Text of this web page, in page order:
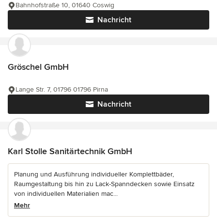
Nachricht
Bahnhofstraße 10, 01640 Coswig
Gröschel GmbH
Nachricht
Lange Str. 7, 01796 01796 Pirna
Karl Stolle Sanitärtechnik GmbH
Planung und Ausführung individueller Komplettbäder,
Raumgestaltung bis hin zu Lack-Spanndecken sowie Einsatz
von individuellen Materialien mac...
Mehr